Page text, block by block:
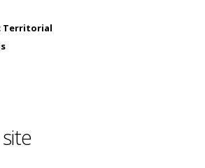
Territorial